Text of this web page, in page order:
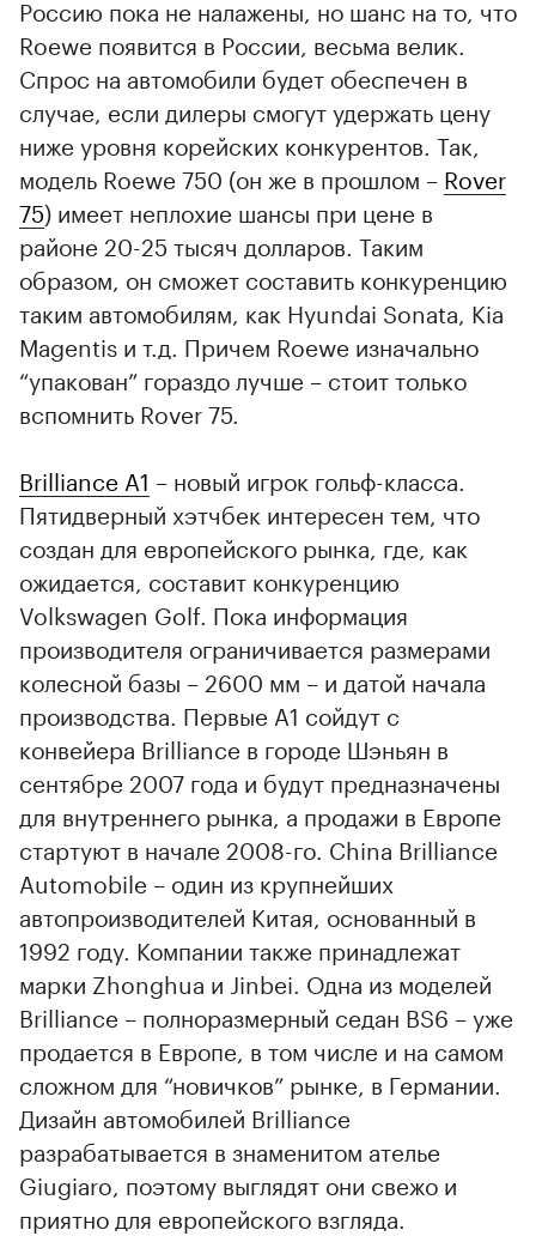
Россию пока не налажены, но шанс на то, что
Roewe появится в России, весьма велик.
Спрос на автомобили будет обеспечен в
случае, если дилеры смогут удержать цену
ниже уровня корейских конкурентов. Так,
модель Roewe 750 (он же в прошлом – Rover
75) имеет неплохие шансы при цене в
районе 20-25 тысяч долларов. Таким
образом, он сможет составить конкуренцию
таким автомобилям, как Hyundai Sonata, Kia
Magentis и т.д. Причем Roewe изначально
“упакован” гораздо лучше – стоит только
вспомнить Rover 75.
Brilliance A1 – новый игрок гольф-класса.
Пятидверный хэтчбек интересен тем, что
создан для европейского рынка, где, как
ожидается, составит конкуренцию
Volkswagen Golf. Пока информация
производителя ограничивается размерами
колесной базы – 2600 мм – и датой начала
производства. Первые A1 сойдут с
конвейера Brilliance в городе Шэньян в
сентябре 2007 года и будут предназначены
для внутреннего рынка, а продажи в Европе
стартуют в начале 2008-го. China Brilliance
Automobile – один из крупнейших
автопроизводителей Китая, основанный в
1992 году. Компании также принадлежат
марки Zhonghua и Jinbei. Одна из моделей
Brilliance – полноразмерный седан BS6 – уже
продается в Европе, в том числе и на самом
сложном для “новичков” рынке, в Германии.
Дизайн автомобилей Brilliance
разрабатывается в знаменитом ателье
Giugiaro, поэтому выглядят они свежо и
приятно для европейского взгляда.